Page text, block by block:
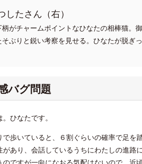
したさん（右）
柄がチャームポイントなひなたの相棒猫。
そぶりと鋭い考察を見せる。ひなたが脱ぎ
バグ問題
ひなたです。
で歩いていると、６割ぐらいの確率で足を
があり、会話しているうちにわたしの進